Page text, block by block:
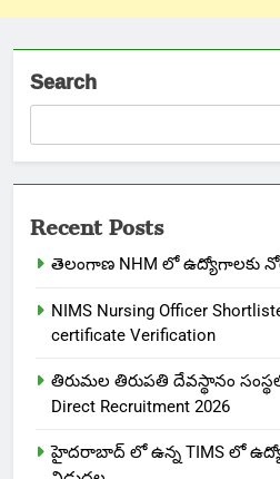
Search
Recent Posts
తెలంగాణ NHM లో ఉద్యోగాలకు
NIMS Nursing Officer
certificate Verification
తిరుమల తిరుపతి దేవస్థానం
Direct Recruitment 2026
హైదరాబాద్ లో ఉన్న TIMS లో